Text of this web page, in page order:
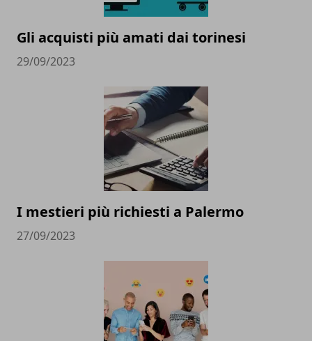
Gli acquisti più amati dai torinesi
29/09/2023
I mestieri più richiesti a Palermo
27/09/2023